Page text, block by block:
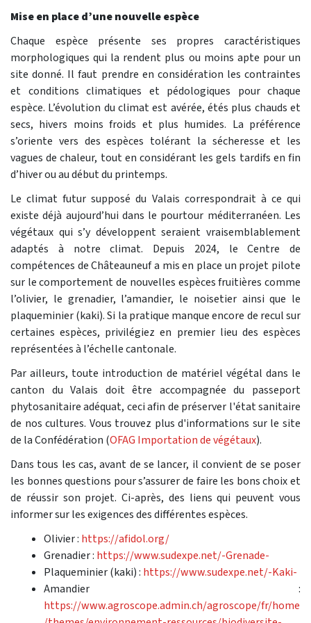
Mise en place d’une nouvelle espèce
Chaque espèce présente ses propres caractéristiques
morphologiques qui la rendent plus ou moins apte pour un
site donné. Il faut prendre en considération les contraintes
et conditions climatiques et pédologiques pour chaque
espèce. L’évolution du climat est avérée, étés plus chauds et
secs, hivers moins froids et plus humides. La préférence
s’oriente vers des espèces tolérant la sécheresse et les
vagues de chaleur, tout en considérant les gels tardifs en fin
d’hiver ou au début du printemps.
Le climat futur supposé du Valais correspondrait à ce qui
existe déjà aujourd’hui dans le pourtour méditerranéen. Les
végétaux qui s’y développent seraient vraisemblablement
adaptés à notre climat. Depuis 2024, le Centre de
compétences de Châteauneuf a mis en place un projet pilote
sur le comportement de nouvelles espèces fruitières comme
l’olivier, le grenadier, l’amandier, le noisetier ainsi que le
plaqueminier (kaki). Si la pratique manque encore de recul sur
certaines espèces, privilégiez en premier lieu des espèces
représentées à l’échelle cantonale.
Par ailleurs, toute introduction de matériel végétal dans le
canton du Valais doit être accompagnée du passeport
phytosanitaire adéquat, ceci afin de préserver l'état sanitaire
de nos cultures. Vous trouvez plus d'informations sur le site
de la Confédération (OFAG Importation de végétaux).
Dans tous les cas, avant de se lancer, il convient de se poser
les bonnes questions pour s’assurer de faire les bons choix et
de réussir son projet. Ci-après, des liens qui peuvent vous
informer sur les exigences des différentes espèces.
Olivier : https://afidol.org/
Grenadier : https://www.sudexpe.net/-Grenade-
Plaqueminier (kaki) : https://www.sudexpe.net/-Kaki-
Amandier :
https://www.agroscope.admin.ch/agroscope/fr/home